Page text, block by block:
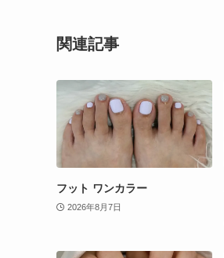
関連記事
フット ワンカラー
2026年8月7日